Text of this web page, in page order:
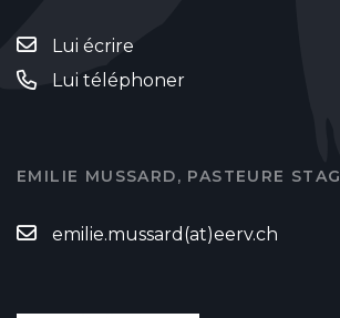
Lui écrire
Lui téléphoner
EMILIE MUSSARD, PASTEURE
emilie.mussard(at)eerv.ch